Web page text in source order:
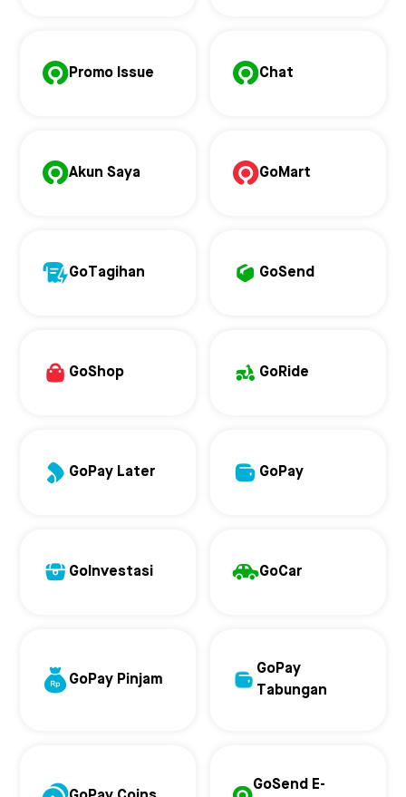
Promo Issue Chat
Akun Saya GoMart
GoTagihan GoSend
GoShop GoRide
GoPay Later GoPay
GoInvestasi GoCar
GoPay Pinjam
GoPay
Tabungan
GoSend E-